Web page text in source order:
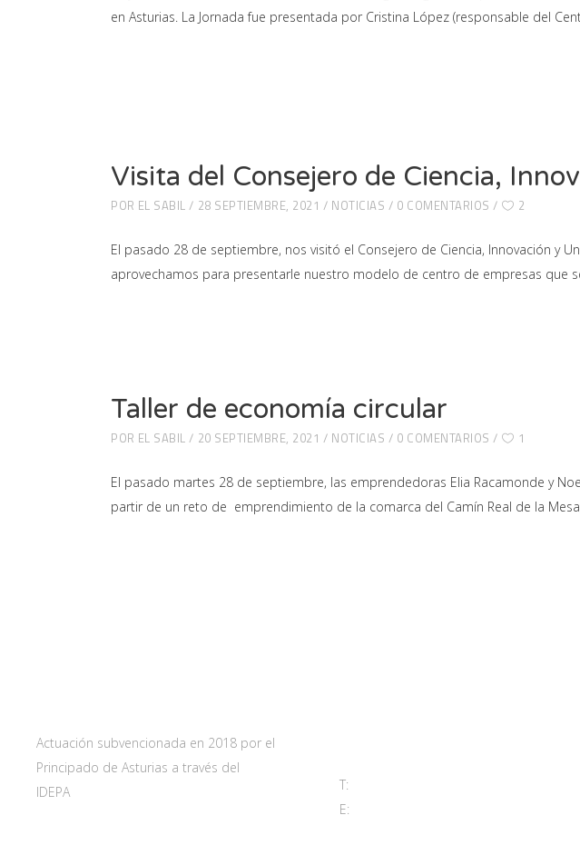
en Asturias. La Jornada fue presentada por Cristina López (responsable del
Visita del Consejero de Ciencia,
POR EL SABIL 28 SEPTIEMBRE, 2021 NOTICIAS 0 COMENTARIOS 2
El pasado 28 de septiembre, nos visitó el Consejero de Ciencia, Innovación y
aprovechamos para presentarle nuestro modelo de centro de empresas que
Taller de economía circular
POR EL SABIL 20 SEPTIEMBRE, 2021 NOTICIAS 0 COMENTARIOS 1
El pasado martes 28 de septiembre, las emprendedoras Elia Racamonde y
partir de un reto de emprendimiento de la comarca del Camín Real de la
Actuación subvencionada en 2018 por el
Principado de Asturias a través del
IDEPA
T:
E: